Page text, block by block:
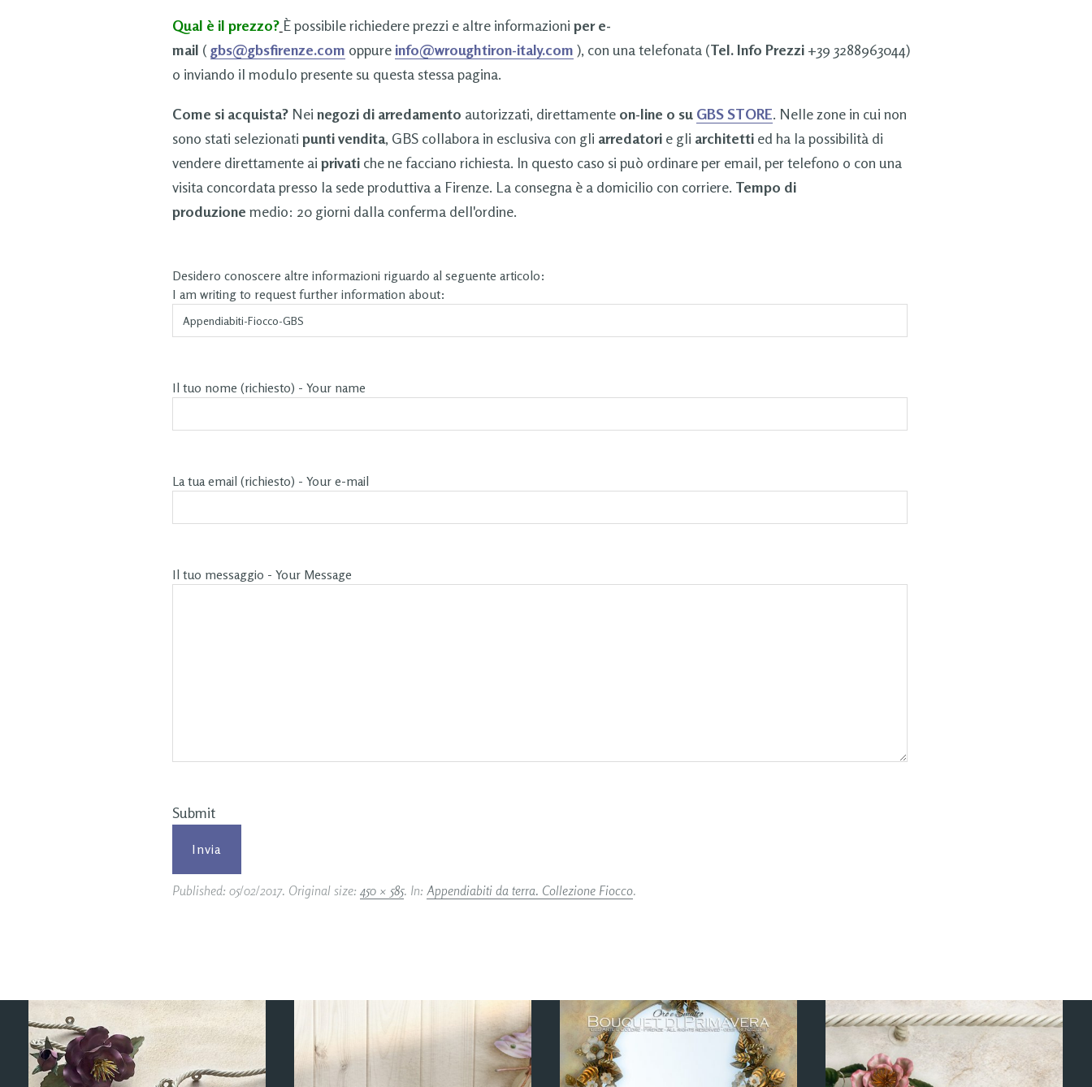
Qual è il prezzo? È possibile richiedere prezzi e altre informazioni per e-
mail ( gbs@gbsfirenze.com oppure info@wroughtiron-italy.com ), con una telefonata (Tel. Info Prezzi+39 3288963044)
o inviando il modulo presente su questa stessa pagina.
Come si acquista?Nei negozi di arredamento autorizzati, direttamente on-line o su GBS STORE. Nelle zone in cui non
sono stati selezionati punti vendita, GBS collabora in esclusiva con gli arredatorie gli architettied ha la possibilità di
vendere direttamente ai privatiche ne facciano richiesta. In questo caso si può ordinare per email, per telefono o con una
visita concordata presso la sede produttiva a Firenze. La consegna è a domicilio con corriere. Tempo di
produzione medio: 20 giorni dalla conferma dell'ordine.
Desidero conoscere altre informazioni riguardo al seguente articolo:
I am writing to request further information about:
Il tuo nome (richiesto) - Your name
La tua email (richiesto) - Your e-mail
Il tuo messaggio - Your Message
Submit
Published: 05/02/2017. Original size: 450 × 585. In: Appendiabiti da terra. Collezione Fiocco.